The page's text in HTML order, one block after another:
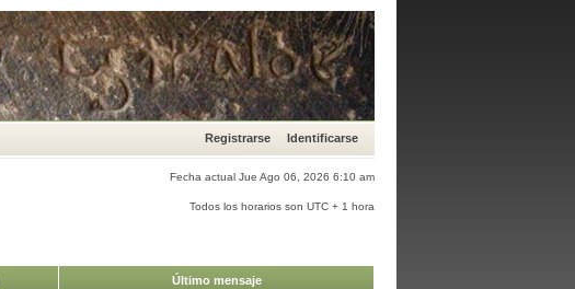
Registrarse Identificarse
Fecha actual Jue Ago 06, 2026 6:10 am
Todos los horarios son UTC + 1 hora
Último mensaje